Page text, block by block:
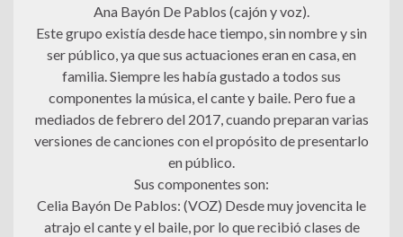
Ana Bayón De Pablos (cajón y voz).
Este grupo existía desde hace tiempo, sin nombre y sin
ser público, ya que sus actuaciones eran en casa, en
familia. Siempre les había gustado a todos sus
componentes la música, el cante y baile. Pero fue a
mediados de febrero del 2017, cuando preparan varias
versiones de canciones con el propósito de presentarlo
en público.
Sus componentes son:
Celia Bayón De Pablos: (VOZ) Desde muy jovencita le
atrajo el cante y el baile, por lo que recibió clases de